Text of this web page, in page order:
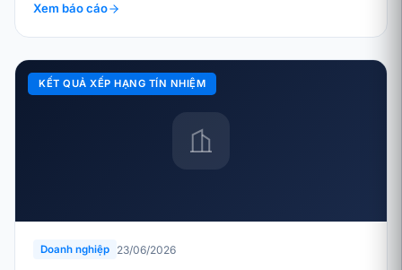
Xem báo cáo
KẾT QUẢ XẾP HẠNG TÍN NHIỆM
Doanh nghiệp 23/06/2026